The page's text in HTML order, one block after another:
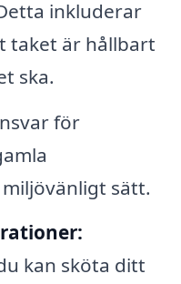
inkluderar
taket är hållbart
ska.
för
sätt.
kan sköta ditt